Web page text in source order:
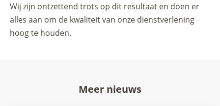
Wij zijn ontzettend trots op dit resultaat en doen er
alles aan om de kwaliteit van onze dienstverlening
hoog te houden.
Meer nieuws